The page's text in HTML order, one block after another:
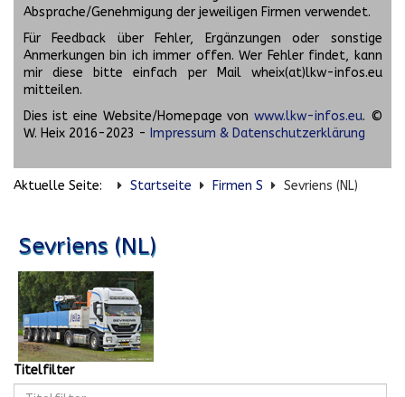
Absprache/Genehmigung der jeweiligen Firmen verwendet.
Für Feedback über Fehler, Ergänzungen oder sonstige
Anmerkungen bin ich immer offen. Wer Fehler findet, kann
mir diese bitte einfach per Mail wheix(at)lkw-infos.eu
mitteilen.
Dies ist eine Website/Homepage von www.lkw-infos.eu. ©
W. Heix 2016-2023 - Impressum & Datenschutzerklärung
Aktuelle Seite: Startseite Firmen S Sevriens (NL)
Sevriens (NL)
Titelfilter